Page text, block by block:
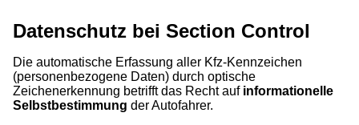
Datenschutz bei Section Control
Die automatische Erfassung aller Kfz-Kennzeichen
(personenbezogene Daten) durch optische
Zeichenerkennung betrifft das Recht auf informationelle
Selbstbestimmung der Autofahrer.